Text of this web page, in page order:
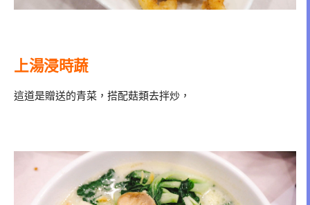
上湯浸時蔬
這道是贈送的青菜，搭配菇類去拌炒，